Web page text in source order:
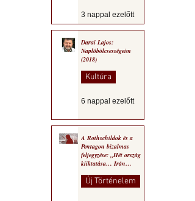
3 nappal ezelőtt
Darai Lajos:
Naplóbölcsességeim
(2018)
Kultúra
6 nappal ezelőtt
A Rothschildok és a
Pentagon bizalmas
feljegyzése: „Hét ország
kiiktatása… Irán
Új Történelem